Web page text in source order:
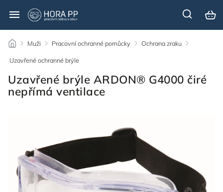
/ Muži / Pracovní ochranné pomůcky / Ochrana zraku /
Uzavřené ochranné brýle
Uzavřené brýle ARDON® G4000 čiré
nepřímá ventilace